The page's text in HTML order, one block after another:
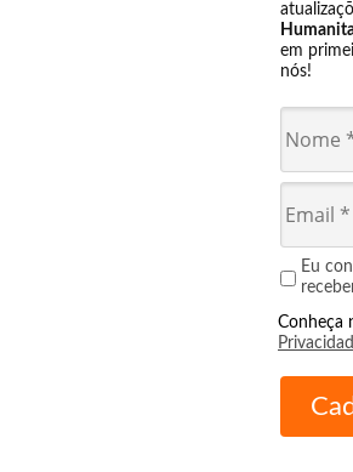
em
nós!
Eu
Conheça